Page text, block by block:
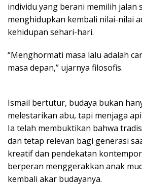
individu yang berani memilih jalan
menghidupkan kembali nilai-nilai
kehidupan sehari-hari.
“Menghormati masa lalu adalah
masa depan,” ujarnya filosofis.
Ismail bertutur, budaya bukan
melestarikan abu, tapi menjaga
Ia telah membuktikan bahwa
dan tetap relevan bagi generasi
kreatif dan pendekatan
berperan menggerakkan anak
kembali akar budayanya.